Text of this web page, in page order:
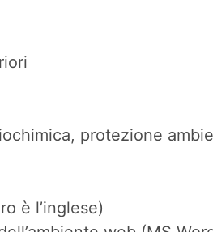
protezione
è l’inglese)